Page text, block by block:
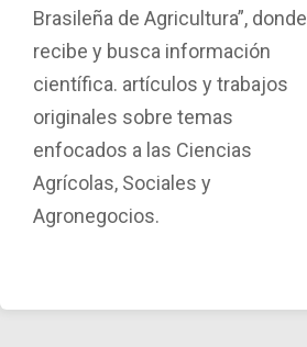
Brasileña de Agricultura”, donde
recibe y busca información
científica. artículos y trabajos
originales sobre temas
enfocados a las Ciencias
Agrícolas, Sociales y
Agronegocios.